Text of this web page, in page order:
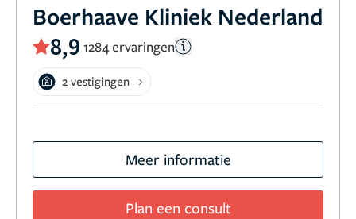
Boerhaave Kliniek Nederland
8,9 1284 ervaringen
2 vestigingen
Meer informatie
Plan een consult